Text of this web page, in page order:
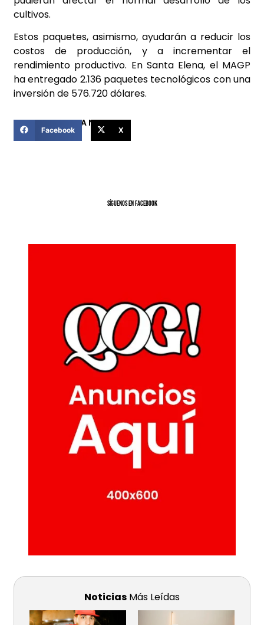
cultivos.
Estos paquetes, asimismo, ayudarán a reducir los
costos de producción, y a incrementar el
rendimiento productivo. En Santa Elena, el MAGP
ha entregado 2.136 paquetes tecnológicos con una
inversión de 576.720 dólares.
COMPARTIR ESTA NOTICIA
Facebook X
SíGUENOS EN FACEBOOK
Noticias Más Leídas